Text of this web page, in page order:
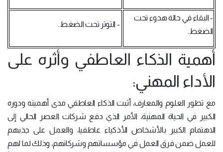
- البقاء في حالة هدوء تحت
الضغط.
- التوتر تحت الضغط.
أهمية الذكاء العاطفي وأثره على
الأداء المهني:
مع تطور العلوم والمعارف، أثبت الذكاء العاطفي مدى أهميته ودوره
الكبير في الحياة المهنية، الأمر الذي دفع شركات العصر الحالي إلى
الاهتمام الكبير بالأشخاص الأذكياء عاطفيا، والعمل على جذبهم
للعمل ضمن فرق العمل في مؤسساتهم وشركاتهم، وذلك لما لهم